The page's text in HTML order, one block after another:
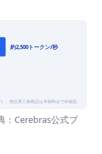
約2,500トークン/秒
。独立第三者検証は本稿時点で未確認。
：Cerebras公式ブ